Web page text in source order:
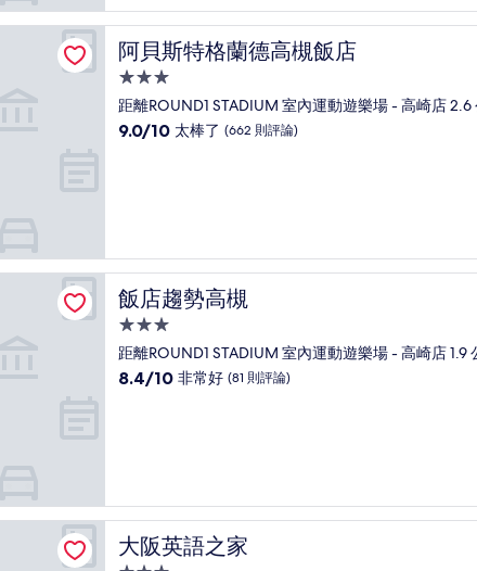
棒
了，
(169
則
評
論)
阿貝斯特格蘭德高槻飯店
阿貝斯特格蘭德高槻飯店
3.0
星
級
距離ROUND1 STADIUM 室內運動遊樂場 - 高崎店 2.6
9.0
棒
了，
(662
則
評
論)
9.0/10 太棒了 (662 則評論)
飯店趨勢高槻
飯店趨勢高槻
3.0
星
級
距離ROUND1 STADIUM 室內運動遊樂場 - 高崎店 1.9
8.4
常
好，
(81
8.4/10 非常好 (81 則評論)
大阪英語之家
大阪英語之家